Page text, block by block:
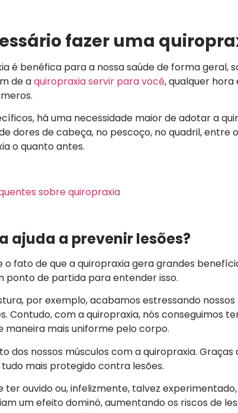
fazer uma
é benéfica para a nossa saúde de forma geral,
de aquiropraxia servir para você, qualquer
há uma necessidade maior de adotar a
dores de cabeça, no pescoço, no quadril, entre
o quanto antes.
sobre quiropraxia
ajuda a prevenir lesões?
fato de que a quiropraxia gera grandes
ponto de partida para entender isso.
por exemplo, acabamos estressando nossos
Contudo, com a quiropraxia, nós conseguimos
maneira mais uniforme pelo corpo.
nossos músculos com a quiropraxia. Graças
mais protegido contra lesões.
ter ouvido ou, infelizmente, talvez
um efeito dominó, aumentando os riscos de